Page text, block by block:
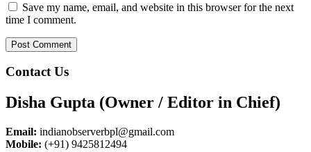
Save my name, email, and website in this browser for the next
time I comment.
Contact Us
Disha Gupta (Owner / Editor in Chief)
Email: indianobserverbpl@gmail.com
Mobile: (+91) 9425812494